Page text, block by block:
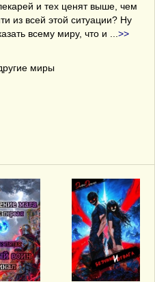
и тех ценят выше, чем
из всей этой ситуации? Ну
всему миру, что и
>>
миры